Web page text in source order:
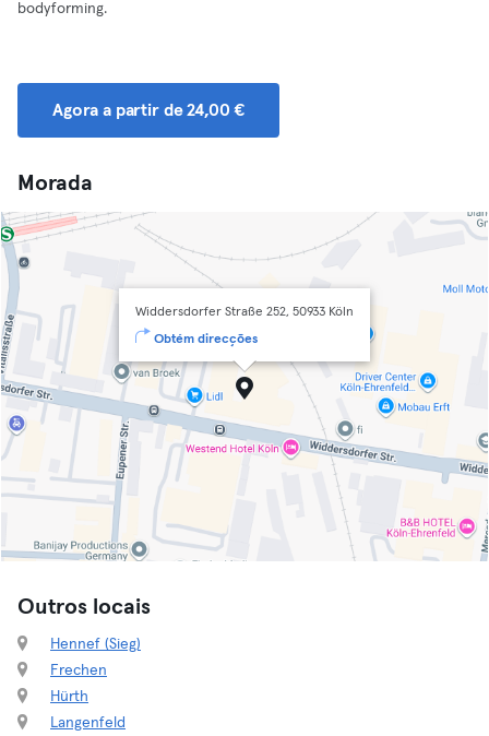
bodyforming.
Agora a partir de 24,00 €
Morada
Widdersdorfer Straße 252, 50933 Köln
Obtém direcções
Outros locais
Hennef (Sieg)
Frechen
Hürth
Langenfeld